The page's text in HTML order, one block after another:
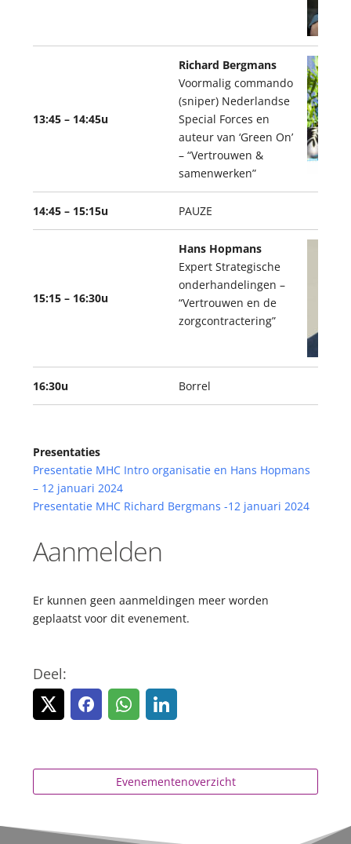
13:45 – 14:45u
Richard Bergmans
Voormalig commando
(sniper) Nederlandse
Special Forces en
auteur van ‘Green On’
– “Vertrouwen &
samenwerken”
14:45 – 15:15u PAUZE
15:15 – 16:30u
Hans Hopmans
Expert Strategische
onderhandelingen –
“Vertrouwen en de
zorgcontractering”
16:30u Borrel
Presentaties
Presentatie MHC Intro organisatie en Hans Hopmans
– 12 januari 2024
Presentatie MHC Richard Bergmans -12 januari 2024
Aanmelden
Er kunnen geen aanmeldingen meer worden
geplaatst voor dit evenement.
Deel:
Evenementenoverzicht